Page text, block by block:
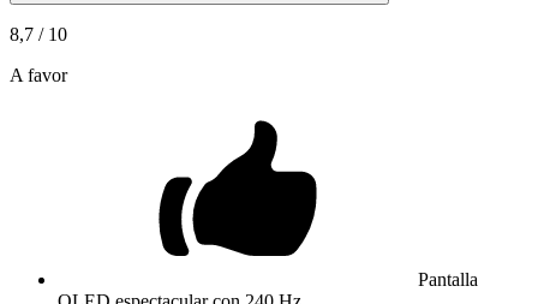
8,7 / 10
A favor
Pantalla